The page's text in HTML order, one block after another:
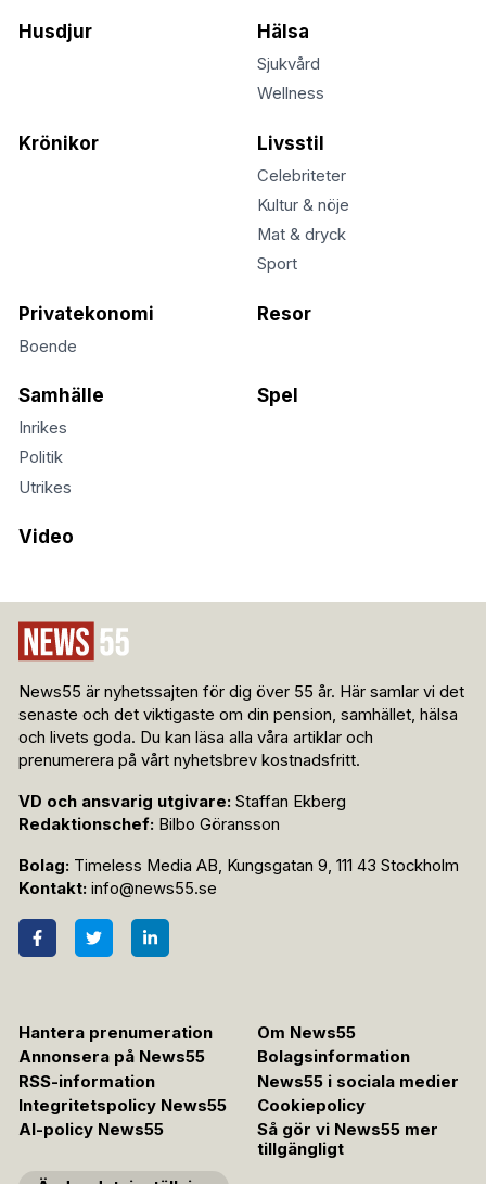
Husdjur Hälsa
Sjukvård
Wellness
Krönikor Livsstil
Celebriteter
Kultur & nöje
Mat & dryck
Sport
Privatekonomi
Boende
Resor
Samhälle
Inrikes
Politik
Utrikes
Spel
Video
News55 är nyhetssajten för dig över 55 år. Här samlar vi det
senaste och det viktigaste om din pension, samhället, hälsa
och livets goda. Du kan läsa alla våra artiklar och
prenumerera på vårt nyhetsbrev kostnadsfritt.
VD och ansvarig utgivare: Staffan Ekberg
Redaktionschef: Bilbo Göransson
Bolag: Timeless Media AB, Kungsgatan 9, 111 43 Stockholm
Kontakt: info@news55.se
Hantera prenumeration
Om News55
Annonsera på News55
Bolagsinformation
RSS-information
News55 i sociala medier
Integritetspolicy News55
Cookiepolicy
AI-policy News55
Så gör vi News55 mer
tillgängligt